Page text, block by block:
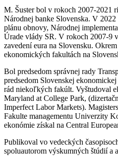
M. Šuster bol v rokoch 2007-2021
Národnej banke Slovenska. V
plánu obnovy, Národnej
Úrade vlády SR. V rokoch 2007-9
zavedení eura na Slovensku.
ekonomických fakultách na
Bol predsedom správnej rady
predsedom Slovenskej
rád niekoľkých fakúlt. Vyštudoval
Maryland at College Park,
Imperfect Labor Markets).
Fakulte managementu Univerzity
ekonómie získal na Central
Publikoval vo vedeckých
spoluautorom výskumných štúdií a